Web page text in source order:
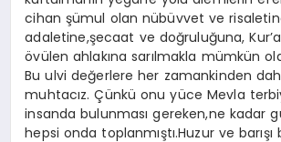
cihan şümul olan nübüvvet ve
adaletine,şecaat ve doğruluğuna,
övülen ahlakına sarılmakla mümkün
Bu ulvi değerlere her zamankinden
muhtacız. Çünkü onu yüce Mevla
insanda bulunması gereken,ne kadar
hepsi onda toplanmıştı.Huzur ve